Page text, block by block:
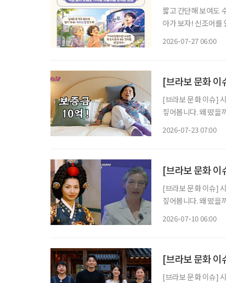
짧고 간단해 보여도
아가 보자! 신조어를
2026-07-27 06:00
[브라보 문화
[브라보 문화 이슈]
짚어봅니다. 왜 떴을까? 초고령사회에 실버타운을 향한 관심이 높아지는 가운데, 실버타운을
2026-07-23 07:00
[브라보 문화 이
[브라보 문화 이슈]
짚어봅니다. 왜 떴을까? 최근 박정숙 서울시여성가족재단 대표이사가 유튜브 채널 ‘조은주의
2026-07-10 06:00
[브라보 문화 이
[브라보 문화 이슈]